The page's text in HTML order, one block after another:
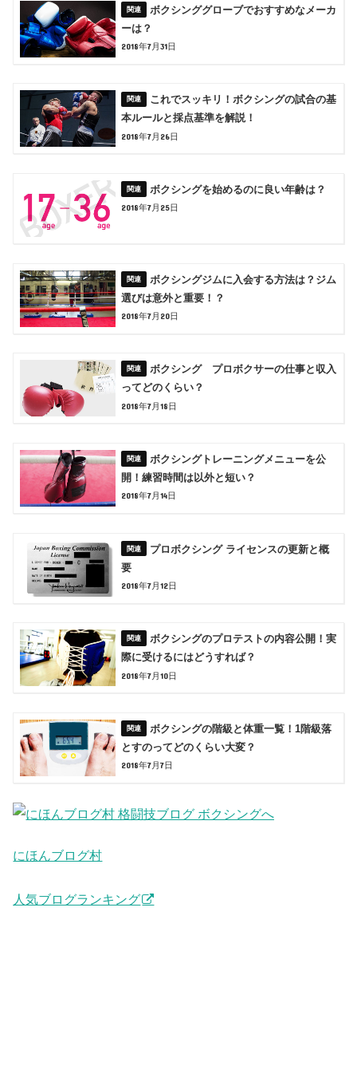
ボクシンググローブでおすすめなメーカ
ーは？
2018年7月31日
これでスッキリ！ボクシングの試合の基
本ルールと採点基準を解説！
2018年7月26日
ボクシングを始めるのに良い年齢は？
2018年7月25日
ボクシングジムに入会する方法は？ジム
選びは意外と重要！？
2018年7月20日
ボクシング プロボクサーの仕事と収入
ってどのくらい？
2018年7月18日
ボクシングトレーニングメニューを公
開！練習時間は以外と短い？
2018年7月14日
プロボクシング ライセンスの更新と概
要
2018年7月12日
ボクシングのプロテストの内容公開！実
際に受けるにはどうすれば？
2018年7月10日
ボクシングの階級と体重一覧！1階級落
とすのってどのくらい大変？
2018年7月7日
にほんブログ村
人気ブログランキング